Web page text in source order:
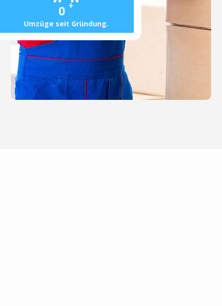
0 +
Umzüge seit Gründung.